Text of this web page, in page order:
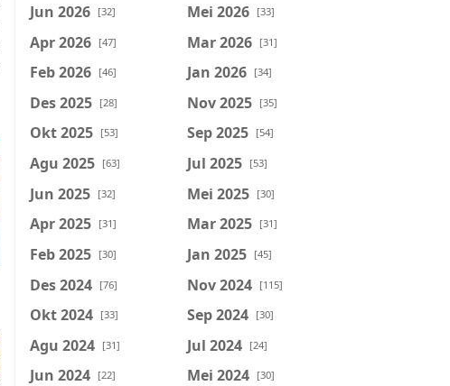
Jun 2026 [32] Mei 2026 [33]
Apr 2026 [47] Mar 2026 [31]
Feb 2026 [46] Jan 2026 [34]
Des 2025 [28] Nov 2025 [35]
Okt 2025 [53] Sep 2025 [54]
Agu 2025 [63] Jul 2025 [53]
Jun 2025 [32] Mei 2025 [30]
Apr 2025 [31] Mar 2025 [31]
Feb 2025 [30] Jan 2025 [45]
Des 2024 [76] Nov 2024 [115]
Okt 2024 [33] Sep 2024 [30]
Agu 2024 [31] Jul 2024 [24]
Jun 2024 [22] Mei 2024 [30]